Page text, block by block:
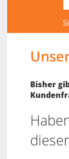
Bisher